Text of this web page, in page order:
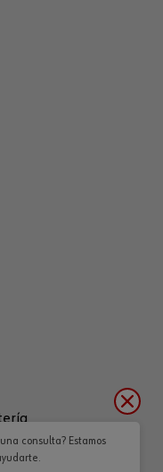
consulta? Estamos